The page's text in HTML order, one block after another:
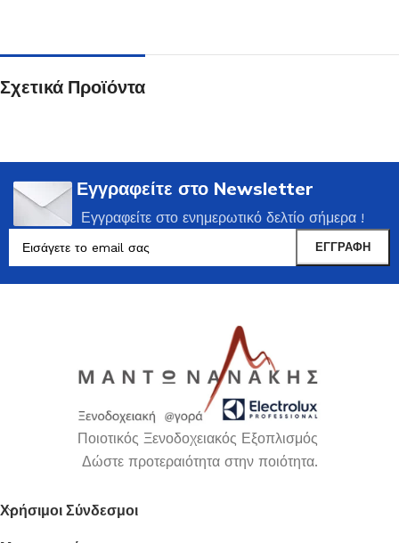
Σχετικά Προϊόντα
Εγγραφείτε στο Newsletter
Εγγραφείτε στο ενημερωτικό δελτίο σήμερα !
Ποιοτικός Ξενοδοχειακός Εξοπλισμός
Δώστε προτεραιότητα στην ποιότητα.
Χρήσιμοι Σύνδεσμοι